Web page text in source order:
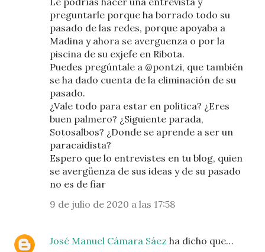
preguntarle porque ha borrado todo su
pasado de las redes, porque apoyaba a
Madina y ahora se averguenza o por la
piscina de su exjefe en Ribota.
Puedes pregúntale a @pontzi, que también
se ha dado cuenta de la eliminación de su
pasado.
¿Vale todo para estar en politica? ¿Eres
buen palmero? ¿Siguiente parada,
Sotosalbos? ¿Donde se aprende a ser un
paracaidista?
Espero que lo entrevistes en tu blog, quien
se avergüenza de sus ideas y de su pasado
no es de fiar
9 de julio de 2020 a las 17:58
José Manuel Cámara Sáez ha dicho que…